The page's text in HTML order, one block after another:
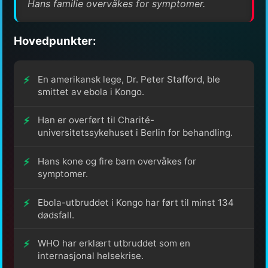
Hans familie overvåkes for symptomer.
Hovedpunkter:
En amerikansk lege, Dr. Peter Stafford, ble
smittet av ebola i Kongo.
Han er overført til Charité-
universitetssykehuset i Berlin for behandling.
Hans kone og fire barn overvåkes for
symptomer.
Ebola-utbruddet i Kongo har ført til minst 134
dødsfall.
WHO har erklært utbruddet som en
internasjonal helsekrise.